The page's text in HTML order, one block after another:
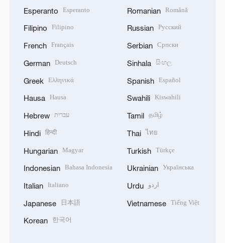
Esperanto Esperanto
Filipino Filipino
French Français
German Deutsch
Greek Ελληνικά
Hausa Hausa
Hebrew עברית
Hindi हिन्दी
Hungarian Magyar
Indonesian Bahasa Indonesia
Italian Italiano
Japanese 日本語
Korean 한국어
Romanian Română
Russian Русский
Serbian Српски
Sinhala සිංහල
Spanish Español
Swahili Kiswahili
Tamil தமிழ்
Thai ไทย
Turkish Türkçe
Ukrainian Українська
Urdu اردو
Vietnamese Tiếng Việt